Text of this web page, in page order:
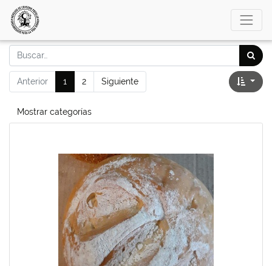
Anterior 1 2 Siguiente
Mostrar categorías